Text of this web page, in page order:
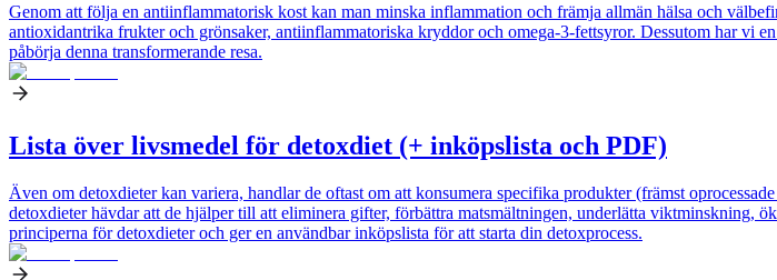
Genom att följa en antiinflammatorisk kost kan man minska inflammation och främja allmän hälsa och
antioxidantrika frukter och grönsaker, antiinflammatoriska kryddor och omega-3-fettsyror. Dessutom har vi
påbörja denna transformerande resa.
Lista över livsmedel för detoxdiet (+ inköpslista och PDF)
Även om detoxdieter kan variera, handlar de oftast om att konsumera specifika produkter (främst
detoxdieter hävdar att de hjälper till att eliminera gifter, förbättra matsmältningen, underlätta viktminskning,
principerna för detoxdieter och ger en användbar inköpslista för att starta din detoxprocess.